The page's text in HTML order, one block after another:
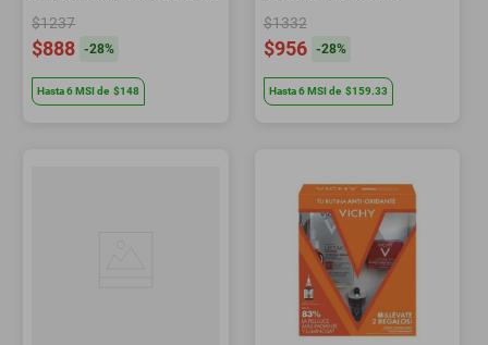
antimarcas e
imperfecciones para piel
acné 30 ml
$1237
$888 -28%
Hasta6MSIde $148
despigmentante 30 ml
$1332
$956 -28%
Hasta6MSIde $159.33